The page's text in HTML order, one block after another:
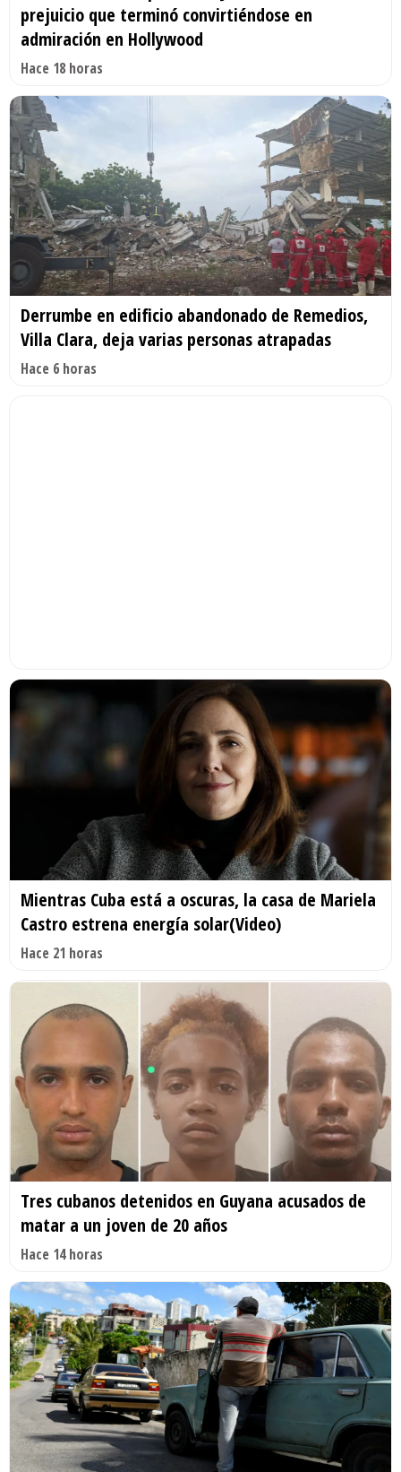
prejuicio que terminó convirtiéndose en
admiración en Hollywood
Hace 18 horas
Derrumbe en edificio abandonado de Remedios,
Villa Clara, deja varias personas atrapadas
Hace 6 horas
Mientras Cuba está a oscuras, la casa de Mariela
Castro estrena energía solar(Video)
Hace 21 horas
Tres cubanos detenidos en Guyana acusados de
matar a un joven de 20 años
Hace 14 horas